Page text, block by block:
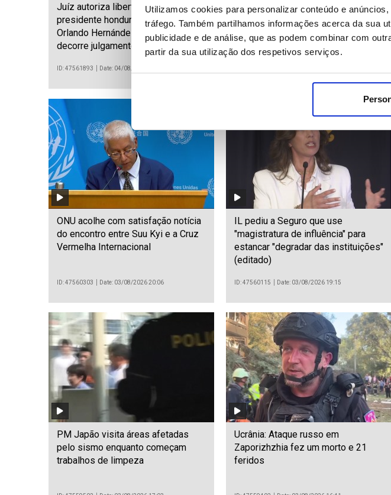
Utilizamos cookies para personalizar conteúdo e
tráfego. Também partilhamos informações acerca da sua
publicidade e de análise, que as podem combinar com
partir da sua utilização dos respetivos serviços.
Juíz autoriza libertação do ex-
presidente hondurenho Juan
Orlando Hernández enquanto
decorre julgamento por corrupção
ID: 47561893 Date: 04/08/2026 10:08
Tribunal eleitoral brasileiro
demonstra máquina de voto
eletrónico antes das eleições
presidenciais
ONU acolhe com satisfação notícia
do encontro entre Suu Kyi e a Cruz
Vermelha Internacional
ID: 47560303 Date: 03/08/2026 20:06
IL pediu a Seguro que use
"magistratura de influência" para
estancar "degradar das instituições"
(editado)
ID: 47560115 Date: 03/08/2026 19:15
PM Japão visita áreas afetadas
pelo sismo enquanto começam
trabalhos de limpeza
Ucrânia: Ataque russo em
Zaporizhzhia fez um morto e 21
feridos